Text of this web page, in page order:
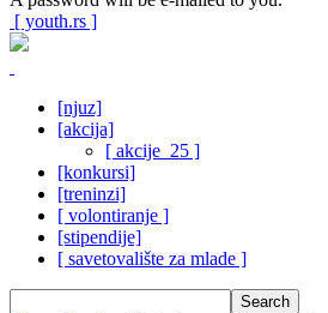
[ youth.rs ]
[njuz]
[akcija]
[ akcije_25 ]
[konkursi]
[treninzi]
[ volontiranje ]
[stipendije]
[ savetovalište za mlade ]